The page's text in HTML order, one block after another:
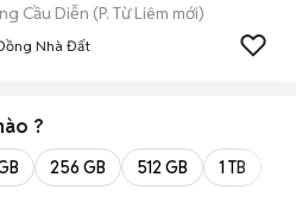
Cầu Diễn (P. Từ Liêm mới)
Nhà Đất
?
256 GB 512 GB 1 TB